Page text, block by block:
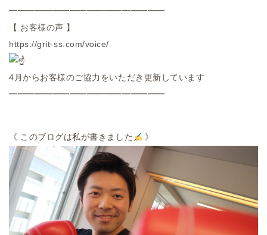
━━━━━━━━━━━━━━━━━━
【 お客様の声 】
https://grit-ss.com/voice/
4 月からお客様のご協力をいただき更新しています
━━━━━━━━━━━━━━━━━━
《 このブログは私が書きました 》